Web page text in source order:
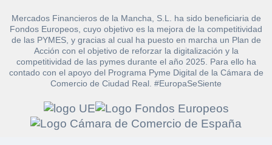
Mercados Financieros de la Mancha, S.L. ha sido beneficiaria de
Fondos Europeos, cuyo objetivo es la mejora de la competitividad
de las PYMES, y gracias al cual ha puesto en marcha un Plan de
Acción con el objetivo de reforzar la digitalización y la
competitividad de las pymes durante el año 2025. Para ello ha
contado con el apoyo del Programa Pyme Digital de la Cámara de
Comercio de Ciudad Real. #EuropaSeSiente